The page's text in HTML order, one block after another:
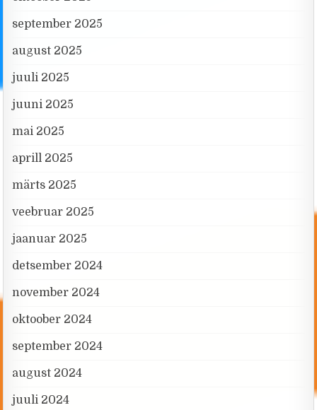
september 2025
august 2025
juuli 2025
juuni 2025
mai 2025
aprill 2025
märts 2025
veebruar 2025
jaanuar 2025
detsember 2024
november 2024
oktoober 2024
september 2024
august 2024
juuli 2024